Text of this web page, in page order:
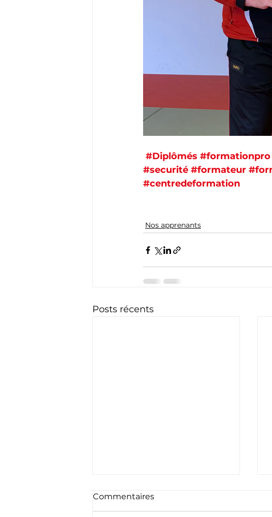
#Diplômés #formationpro
#securité #formateur
#centredeformation
Nos apprenants
Posts récents
Commentaires